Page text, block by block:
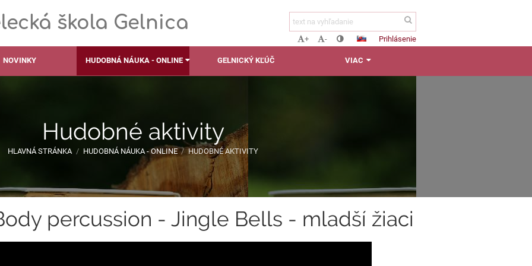
škola Gelnica
+ - Prihlásenie
NOVINKY HUDOBNÁ NÁUKA - ONLINE GELNICKÝ KĽÚČ VIAC
Hudobné aktivity
HLAVNÁ STRÁNKA / HUDOBNÁ NÁUKA - ONLINE / HUDOBNÉ AKTIVITY
percussion - Jingle Bells - mladší žiaci